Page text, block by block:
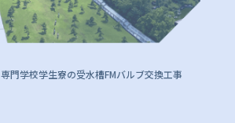
専門学校学生寮の受水槽FMバルブ交換工事